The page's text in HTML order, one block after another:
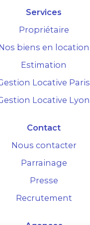
Services
Propriétaire
biens en location
Estimation
Locative Paris
Locative Lyon
Contact
Nous contacter
Parrainage
Presse
Recrutement